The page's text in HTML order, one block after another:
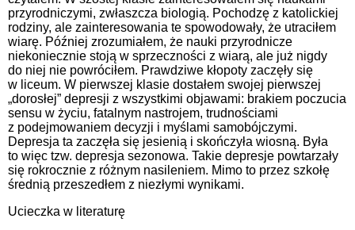
przyrodniczymi, zwłaszcza biologią. Pochodzę z katolickiej
rodziny, ale zainteresowania te spowodowały, że utraciłem
wiarę. Później zrozumiałem, że nauki przyrodnicze
niekoniecznie stoją w sprzeczności z wiarą, ale już nigdy
do niej nie powróciłem. Prawdziwe kłopoty zaczęły się
w liceum. W pierwszej klasie dostałem swojej pierwszej
„dorosłej” depresji z wszystkimi objawami: brakiem poczucia
sensu w życiu, fatalnym nastrojem, trudnościami
z podejmowaniem decyzji i myślami samobójczymi.
Depresja ta zaczęła się jesienią i skończyła wiosną. Była
to więc tzw. depresja sezonowa. Takie depresje powtarzały
się rokrocznie z różnym nasileniem. Mimo to przez szkołę
średnią przeszedłem z niezłymi wynikami.
Ucieczka w literaturę